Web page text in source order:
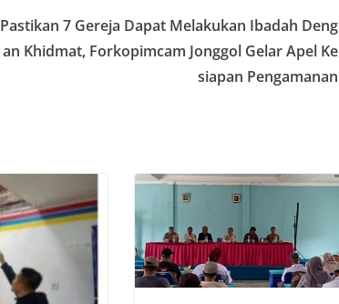
Pastikan 7 Gereja Dapat Melakukan Ibadah Deng
an Khidmat, Forkopimcam Jonggol Gelar Apel Ke
siapan Pengamanan